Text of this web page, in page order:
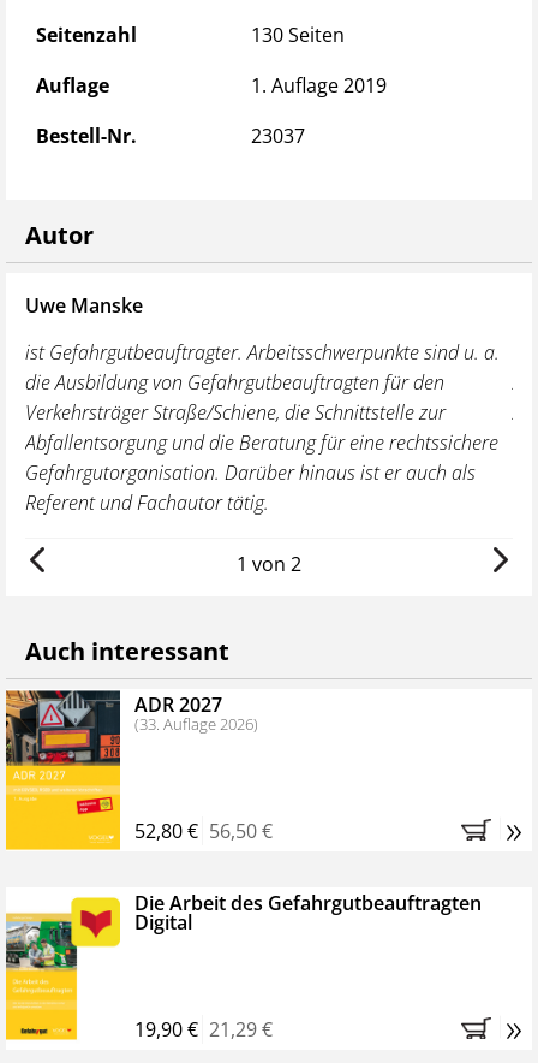
Seitenzahl
130 Seiten
Auflage
1. Auflage 2019
Bestell-Nr.
23037
Autor
Uwe Manske
ist Gefahrgutbeauftragter. Arbeitsschwerpunkte sind u. a.
die Ausbildung von Gefahrgutbeauftragten für den
Verkehrsträger Straße/Schiene, die Schnittstelle zur
Abfallentsorgung und die Beratung für eine rechtssichere
Gefahrgutorganisation. Darüber hinaus ist er auch als
Referent und Fachautor tätig.
1 von 2
Auch interessant
ADR 2027
(33. Auflage 2026)
52,80 € 56,50 € »
Die Arbeit des Gefahrgutbeauftragten
Digital
19,90 € 21,29 € »